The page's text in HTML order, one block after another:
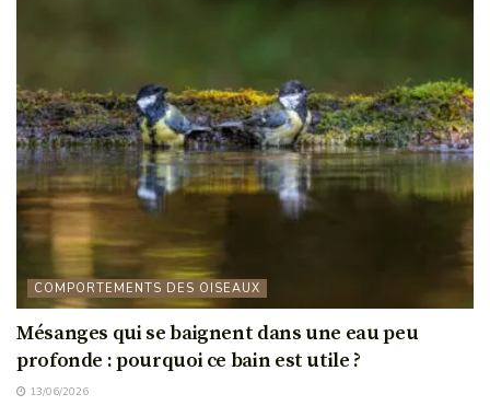
COMPORTEMENTS DES OISEAUX
Mésanges qui se baignent dans une eau peu
profonde : pourquoi ce bain est utile ?
13/06/2026